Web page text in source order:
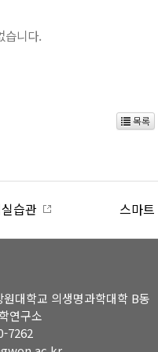
습니다.
목록
실습관 스마
대학교 의생명과학대학 B동
연구소
7262